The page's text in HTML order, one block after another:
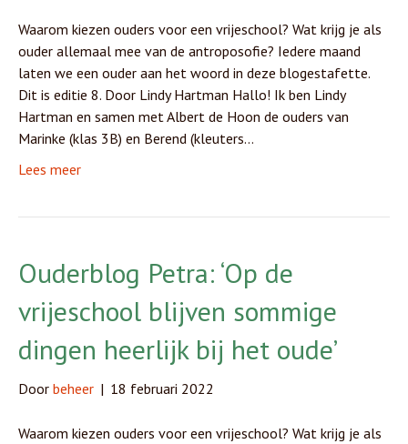
Waarom kiezen ouders voor een vrijeschool? Wat krijg je als
ouder allemaal mee van de antroposofie? Iedere maand
laten we een ouder aan het woord in deze blogestafette.
Dit is editie 8. Door Lindy Hartman Hallo! Ik ben Lindy
Hartman en samen met Albert de Hoon de ouders van
Marinke (klas 3B) en Berend (kleuters…
Lees meer
Ouderblog Petra: ‘Op de
vrijeschool blijven sommige
dingen heerlijk bij het oude’
Door beheer | 18 februari 2022
Waarom kiezen ouders voor een vrijeschool? Wat krijg je als